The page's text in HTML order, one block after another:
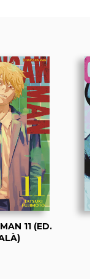
11 (ED.